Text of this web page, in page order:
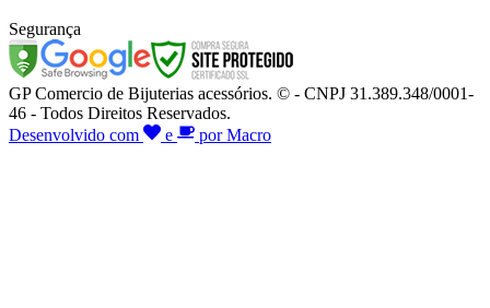
Segurança
GP Comercio de Bijuterias acessórios. © - CNPJ 31.389.348/0001-
46 - Todos Direitos Reservados.
Desenvolvido com
e por Macro